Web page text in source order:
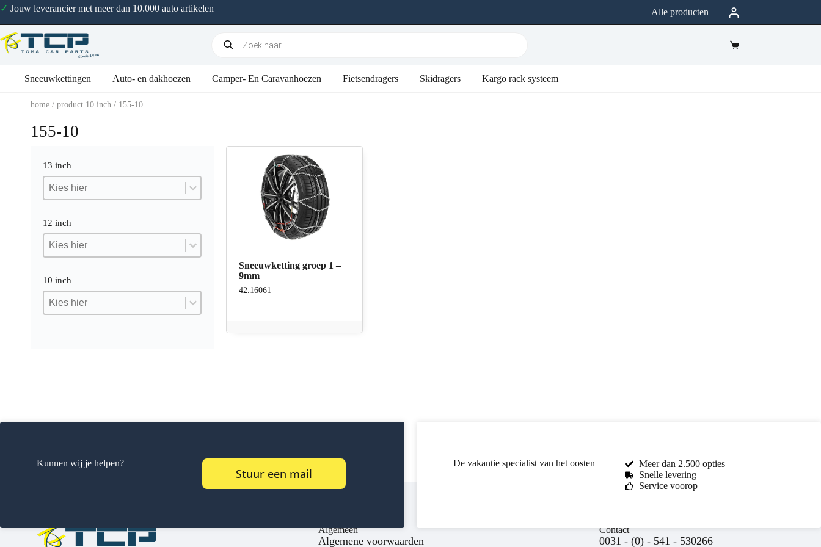
✓ Jouw leverancier met meer dan 10.000 auto artikelen Alle producten
Sneeuwkettingen Auto- en dakhoezen Camper- En Caravanhoezen Fietsendragers Skidragers Kargo rack systeem
home / product 10 inch / 155-10
155-10
13 inch
13 inch
13 inch
13 inch
12 inch
12 inch
12 inch
12 inch
10 inch
10 inch
10 inch
10 inch
Sneeuwketting groep 1 –
9mm
42.16061
Kunnen wij je helpen?
Stuur een mail
De vakantie specialist van het oosten
Meer dan 2.500 opties
Snelle levering
Service voorop
Algemeen
Algemene voorwaarden
Contact
0031 - (0) - 541 - 530266